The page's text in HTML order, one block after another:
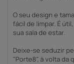
O seu design e
fácil de limpar. É
sua sala de estar.
Deixe-se seduzir
"Porte8", à volta da